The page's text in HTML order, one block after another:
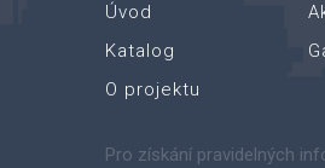
Úvod
Katalog
O projektu
Pro získání pravidelných